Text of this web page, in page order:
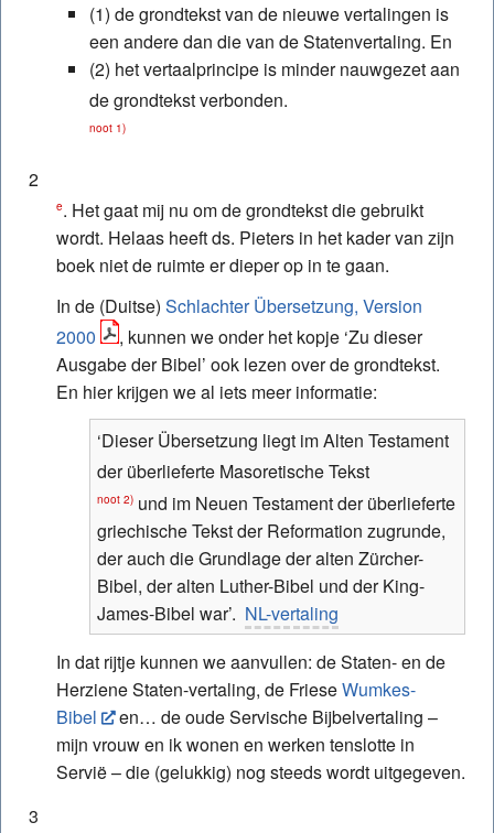
(1) de grondtekst van de nieuwe vertalingen is
een andere dan die van de Statenvertaling. En
(2) het vertaalprincipe is minder nauwgezet aan
de grondtekst verbonden.
noot 1)
2
e. Het gaat mij nu om de grondtekst die gebruikt
wordt. Helaas heeft ds. Pieters in het kader van zijn
boek niet de ruimte er dieper op in te gaan.
In de (Duitse) Schlachter Übersetzung, Version
2000
, kunnen we onder het kopje ‘Zu dieser
Ausgabe der Bibel’ ook lezen over de grondtekst.
En hier krijgen we al iets meer informatie:
‘Dieser Übersetzung liegt im Alten Testament
der überlieferte Masoretische Tekst
noot 2) und im Neuen Testament der überlieferte
griechische Tekst der Reformation zugrunde,
der auch die Grundlage der alten Zürcher-
Bibel, der alten Luther-Bibel und der King-
James-Bibel war’. NL-vertaling
In dat rijtje kunnen we aanvullen: de Staten- en de
Herziene Staten-vertaling, de FrieseWumkes-
Bibel
en… de oude Servische Bijbelvertaling –
mijn vrouw en ik wonen en werken tenslotte in
Servië – die (gelukkig) nog steeds wordt uitgegeven.
3